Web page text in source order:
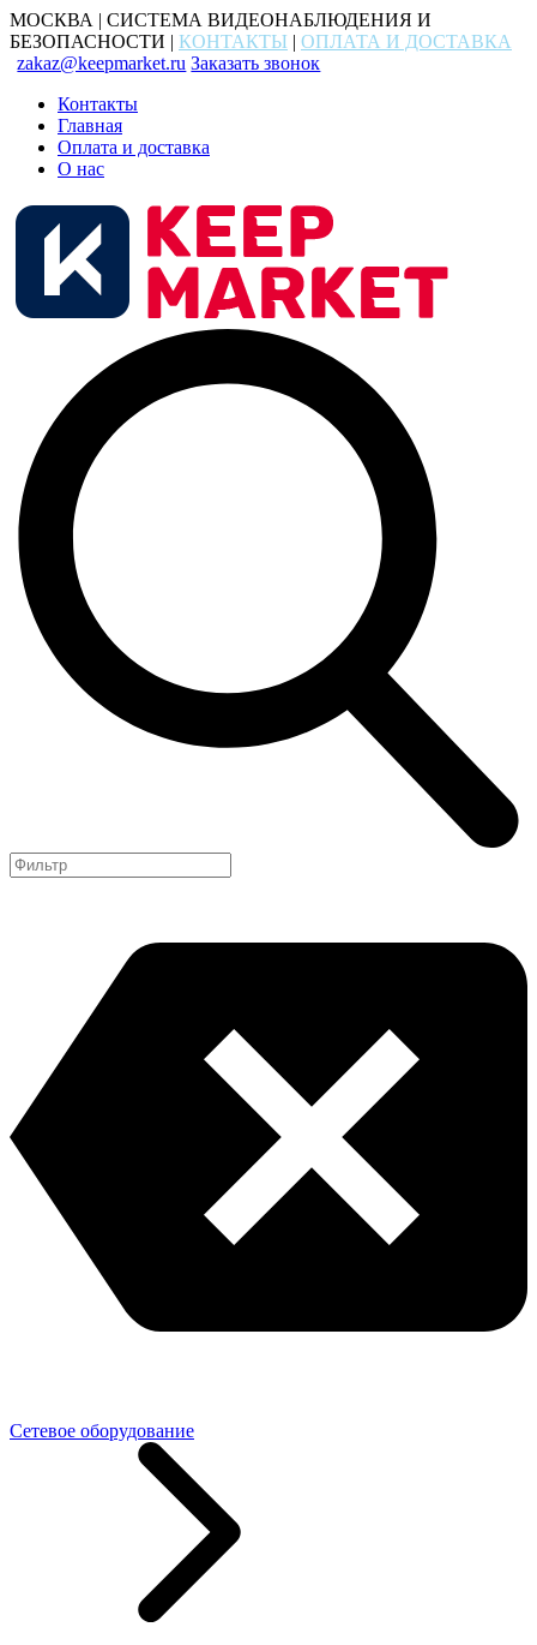
МОСКВА | СИСТЕМА ВИДЕОНАБЛЮДЕНИЯ И
БЕЗОПАСНОСТИ | КОНТАКТЫ | ОПЛАТА И ДОСТАВКА
zakaz@keepmarket.ru Заказать звонок
Контакты
Главная
Оплата и доставка
О нас
Сетевое оборудование